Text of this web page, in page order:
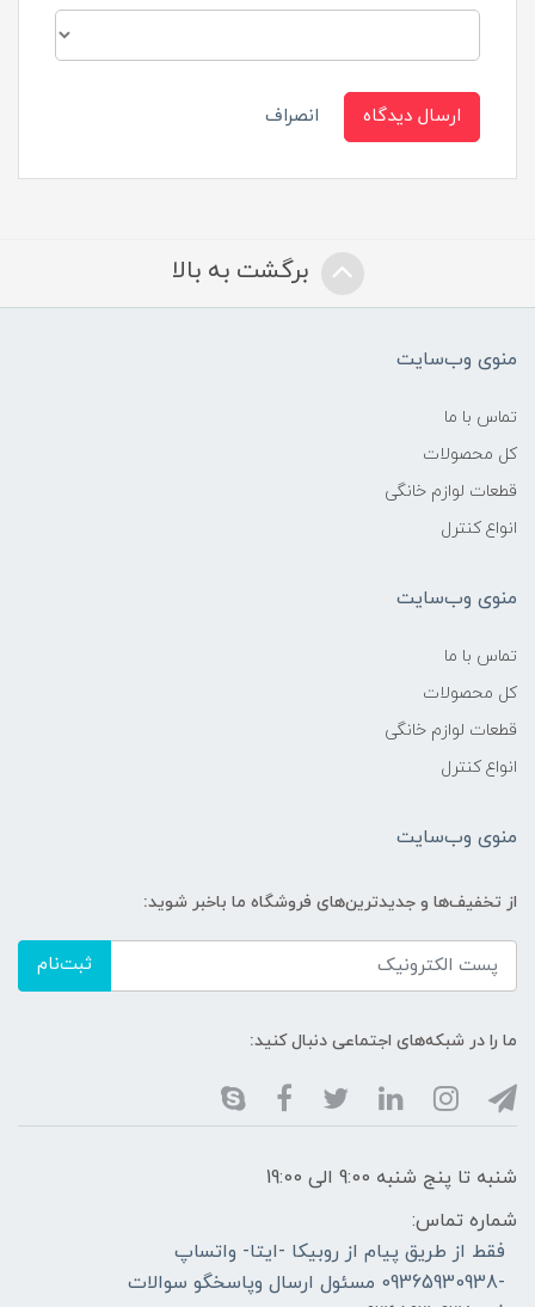
ارسال دیدگاه انصراف
برگشت به بالا
منوی وب‌سایت
تماس با ما
کل محصولات
قطعات لوازم خانگی
انواع کنترل
منوی وب‌سایت
تماس با ما
کل محصولات
قطعات لوازم خانگی
انواع کنترل
منوی وب‌سایت
از تخفیف‌ها و جدیدترین‌های فروشگاه ما باخبر شوید:
ثبت‌نام
ما را در شبکه‌های اجتماعی دنبال کنید:
شنبه تا پنج شنبه 9:00 الی 19:00
شماره تماس:
فقط از طریق پیام از روبیکا -ایتا- واتساپ
-09365930938 مسئول ارسال وپاسخگو سوالات